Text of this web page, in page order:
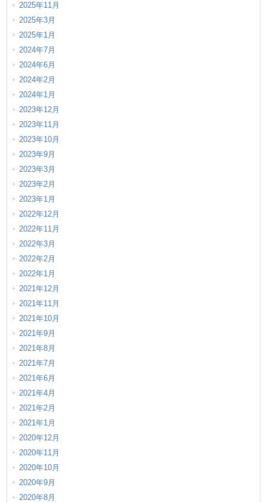
2025年11月
2025年3月
2025年1月
2024年7月
2024年6月
2024年2月
2024年1月
2023年12月
2023年11月
2023年10月
2023年9月
2023年3月
2023年2月
2023年1月
2022年12月
2022年11月
2022年3月
2022年2月
2022年1月
2021年12月
2021年11月
2021年10月
2021年9月
2021年8月
2021年7月
2021年6月
2021年4月
2021年2月
2021年1月
2020年12月
2020年11月
2020年10月
2020年9月
2020年8月